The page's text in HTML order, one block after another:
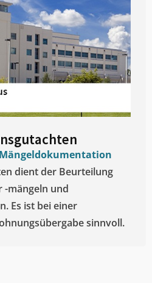
dient der Beurteilung
-mängeln und
Es ist bei einer
sinnvoll.